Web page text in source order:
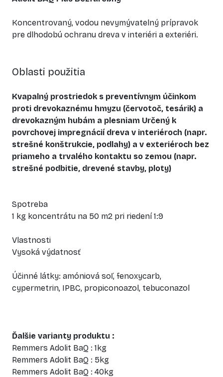
Koncentrovaný, vodou nevymývatelný prípravok
pre dlhodobú ochranu dreva v interiéri a exteriéri.
Oblasti použitia
Kvapalný prostriedok s preventívnym účinkom
proti drevokaznému hmyzu (červotoč, tesárik) a
drevokazným hubám a plesniam Určený k
povrchovej impregnácií dreva v interiéroch (napr.
strešné konštrukcie, podlahy) a v exteriéroch bez
priameho a trvalého kontaktu so zemou (napr.
strešné podbitie, drevené stavby, ploty)
Spotreba
1 kg koncentrátu na 50 m2 pri riedení 1:9
Vlastnosti
Vysoká výdatnosť
Účinné látky: amóniová soľ, fenoxycarb,
cypermetrin, IPBC, propiconoazol, tebuconazol
Ďalšie varianty produktu :
Remmers Adolit BaQ : 1kg
Remmers Adolit BaQ : 5kg
Remmers Adolit BaQ : 40kg